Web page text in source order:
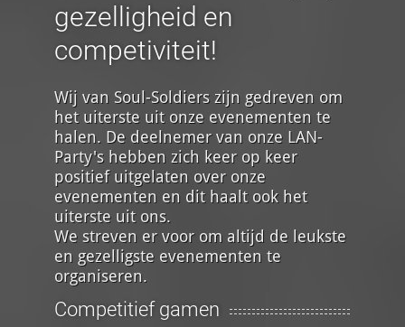
gezelligheid en
competiviteit!
Wij van Soul-Soldiers zijn gedreven om
het uiterste uit onze evenementen te
halen. De deelnemer van onze LAN-
Party's hebben zich keer op keer
positief uitgelaten over onze
evenementen en dit haalt ook het
uiterste uit ons.
We streven er voor om altijd de leukste
en gezelligste evenementen te
organiseren.
Competitief gamen